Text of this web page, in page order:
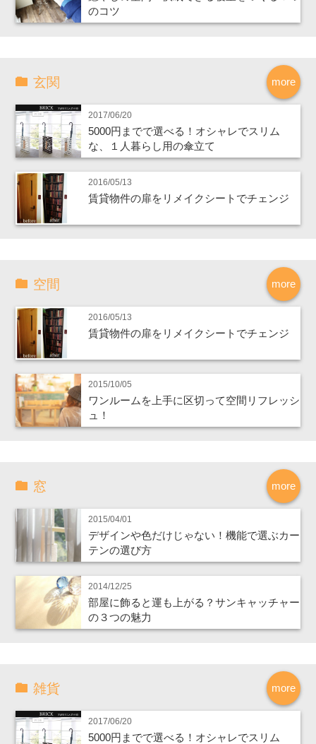
のコツ
more
玄関
2017/06/20
5000円までで選べる！オシャレでスリム
な、１人暮らし用の傘立て
2016/05/13
賃貸物件の扉をリメイクシートでチェンジ
more
空間
2016/05/13
賃貸物件の扉をリメイクシートでチェンジ
2015/10/05
ワンルームを上手に区切って空間リフレッシ
ュ！
more
窓
2015/04/01
デザインや色だけじゃない！機能で選ぶカー
テンの選び方
2014/12/25
部屋に飾ると運も上がる？サンキャッチャー
の３つの魅力
more
雑貨
2017/06/20
5000円までで選べる！オシャレでスリム